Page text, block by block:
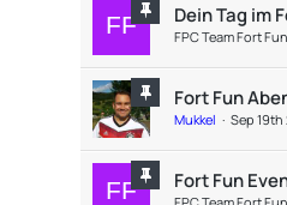
Dein Tag im
FPC Team Fort Fun
Fort Fun
Mukkel Sep 19th
Fort Fun
FPC Team Fort Fun